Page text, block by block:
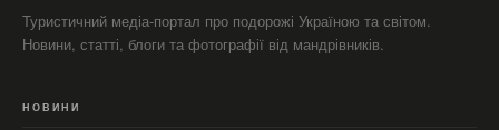
Туристичний медіа-портал про подорожі Україною та світом.
Новини, статті, блоги та фотографії від мандрівників.
НОВИНИ